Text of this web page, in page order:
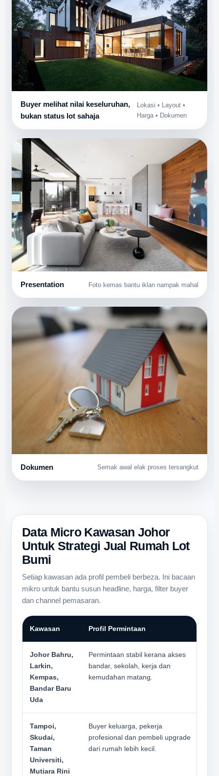
Buyer melihat nilai keseluruhan,
bukan status lot sahaja
Lokasi • Layout •
Harga • Dokumen
Presentation Foto kemas bantu iklan nampak mahal
Dokumen Semak awal elak proses tersangkut
Data Micro Kawasan Johor
Untuk Strategi Jual Rumah Lot
Bumi
Setiap kawasan ada profil pembeli berbeza. Ini bacaan
mikro untuk bantu susun headline, harga, filter buyer
dan channel pemasaran.
Kawasan Profil Permintaan
Johor Bahru,
Larkin,
Kempas,
Bandar Baru
Uda
Permintaan stabil kerana akses
bandar, sekolah, kerja dan
kemudahan matang.
Tampoi,
Skudai,
Taman
Universiti,
Mutiara Rini
Buyer keluarga, pekerja
profesional dan pembeli upgrade
dari rumah lebih kecil.